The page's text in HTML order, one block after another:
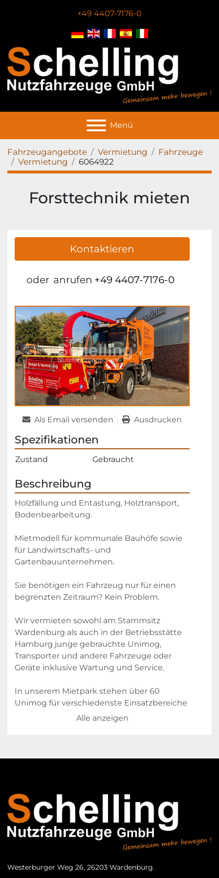
+49 4407-7176-0
Menü
Fahrzeugangebote Vermietung
Fahrzeuge
Vermietung
6064922
Forsttechnik mieten
Kontaktieren
oder anrufen +49 4407-7176-0
Als Email versenden Ausdrucken
Spezifikationen
Zustand Gebraucht
Beschreibung
Holzfällung und Entastung, Holztransport,
Bodenbearbeitung.
Mietmodell für kommunale Bauhöfe sowie
für Landwirtschafts- und
Gartenbauunternehmen.
Sie benötigen ein Fahrzeug nur für einen
begrenzten Zeitraum? Kein Problem.
Wir vermieten sowohl am Stammsitz
Wardenburg als auch in der Betriebsstätte
Hamburg junge gebrauchte Unimog,
Transporter und andere Fahrzeuge oder
Geräte inklusive Wartung und Service.
In unserem Mietpark stehen über 60
Unimog für verschiedenste Einsatzbereiche
Austausch der Mietfahrzeuge während der
Mietzeit ist möglich.
Alle anzeigen
Westerburger Weg 26, 26203 Wardenburg